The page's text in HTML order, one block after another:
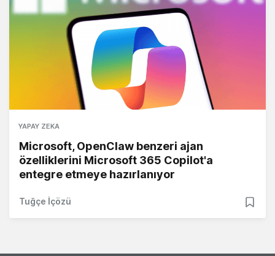
YAPAY ZEKA
Microsoft, OpenClaw benzeri ajan
özelliklerini Microsoft 365 Copilot'a
entegre etmeye hazırlanıyor
Tuğçe İçözü